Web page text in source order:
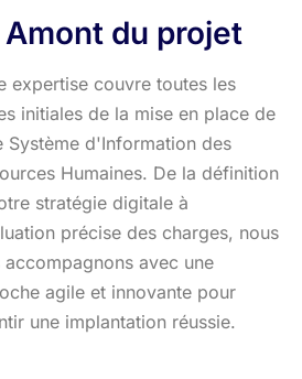
Amont du projet
expertise couvre toutes les
initiales de la mise en place de
Système d'Information des
Humaines. De la définition
stratégie digitale à
précise des charges, nous
accompagnons avec une
agile et innovante pour
une implantation réussie.